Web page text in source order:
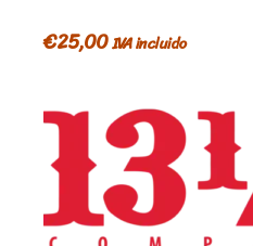
€25,00IVA incluido